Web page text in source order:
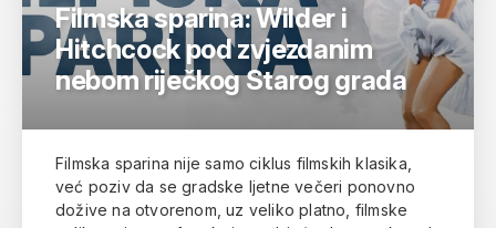
Filmska sparina: Wilder i
Hitchcock pod zvjezdanim
nebom riječkog Starog grada
Filmska sparina nije samo ciklus filmskih klasika,
već poziv da se gradske ljetne večeri ponovno
dožive na otvorenom, uz veliko platno, filmske